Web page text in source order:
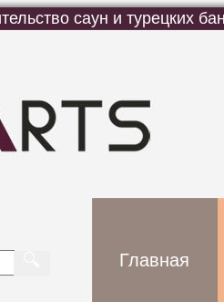
саун и турецких
Главная